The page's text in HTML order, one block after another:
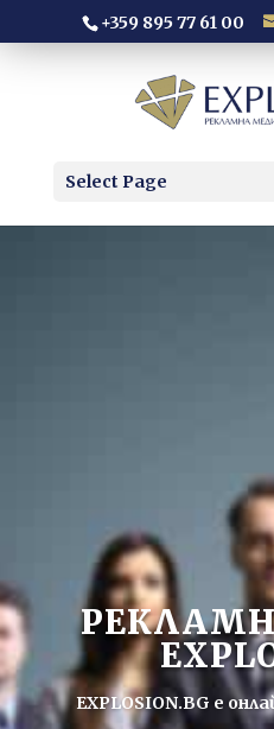
+359 895 77 61 00
Select Page
EXPLOSION.BG е